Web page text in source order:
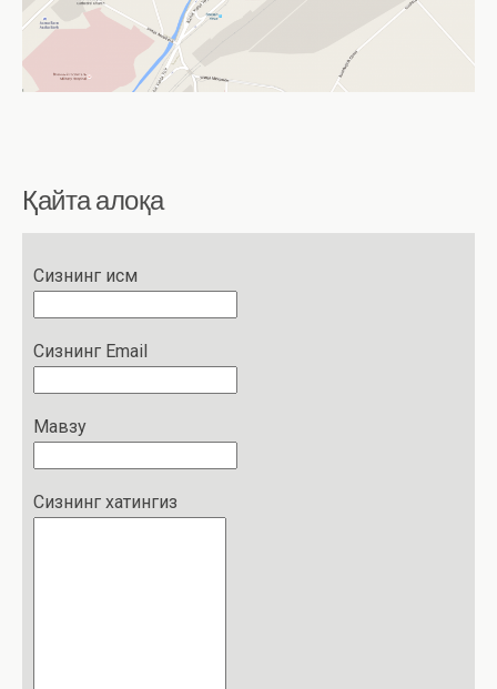
Қайта алоқа
Сизнинг исм
Сизнинг Email
Мавзу
Сизнинг хатингиз